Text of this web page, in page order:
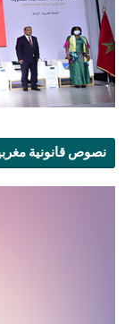
نصوص قانونية مغربية